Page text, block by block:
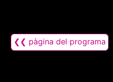
❮❮ pàgina del programa